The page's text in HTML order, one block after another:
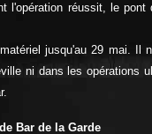
l'opération réussit, le
jusqu'au 29 mai. Il
ni dans les opérations
Bar de la Garde